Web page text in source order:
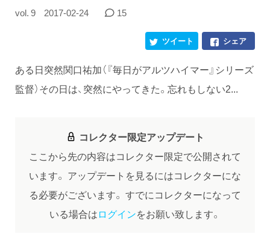
vol. 9 2017-02-24 15
シェア
ツイート
ある日突然関口祐加（『毎日がアルツハイマー』シリーズ
監督）その日は、突然にやってきた。忘れもしない2...
コレクター限定アップデート
ここから先の内容はコレクター限定で公開されて
います。 アップデートを見るにはコレクターにな
る必要がございます。 すでにコレクターになって
いる場合はログインをお願い致します。